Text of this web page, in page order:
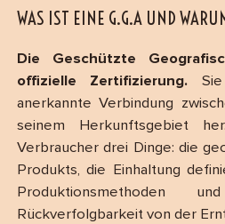
WAS IST EINE G.G.A UND
Die Geschützte
offizielle Zertifizierung.
anerkannte Verbindung
seinem Herkunftsgebiet
Verbraucher drei Dinge: die
Produkts, die Einhaltung
Produktionsmethoden
Rückverfolgbarkeit von der